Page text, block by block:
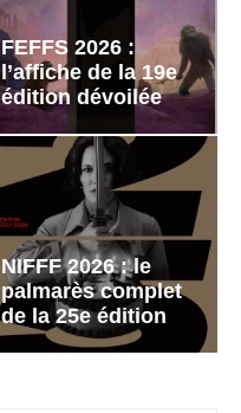
FEFFS 2026 :
l’affiche de la 19e
édition dévoilée
NIFFF 2026 : le
palmarès complet
de la 25e édition